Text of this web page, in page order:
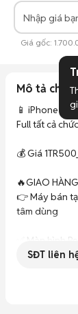
Nhập giá
Giá gốc:
Mô tả chi
📱 iPhone 8
Full tất cả
💰 Giá
🔥GIAO
👉 Máy bán
tâm dùng
✅ Màn hình
✅ Chip A11
✅ Camera
SĐT liên